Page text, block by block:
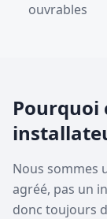
ouvrables
Pourquoi
Nous sommes
agréé, pas un
donc toujours